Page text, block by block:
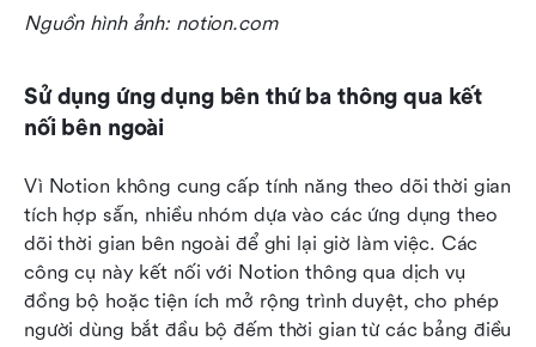
Nguồn hình ảnh: notion.com
Sử dụng ứng dụng bên thứ ba thông qua kết
nối bên ngoài
Vì Notion không cung cấp tính năng theo dõi thời gian
tích hợp sẵn, nhiều nhóm dựa vào các ứng dụng theo
dõi thời gian bên ngoài để ghi lại giờ làm việc. Các
công cụ này kết nối với Notion thông qua dịch vụ
đồng bộ hoặc tiện ích mở rộng trình duyệt, cho phép
người dùng bắt đầu bộ đếm thời gian từ các bảng điều